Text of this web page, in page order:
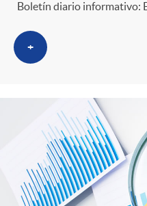
Boletín diario informativo:
+